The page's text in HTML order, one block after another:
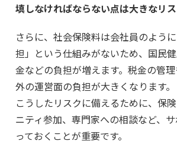
填しなければならない点は大きなリ
さらに、社会保険料は会社員のよう
担」という仕組みがないため、国民
金などの負担が増えます。税金の管
外の運営面の負担が大きくなります。
こうしたリスクに備えるために、保
ニティ参加、専門家への相談など、
っておくことが重要です。